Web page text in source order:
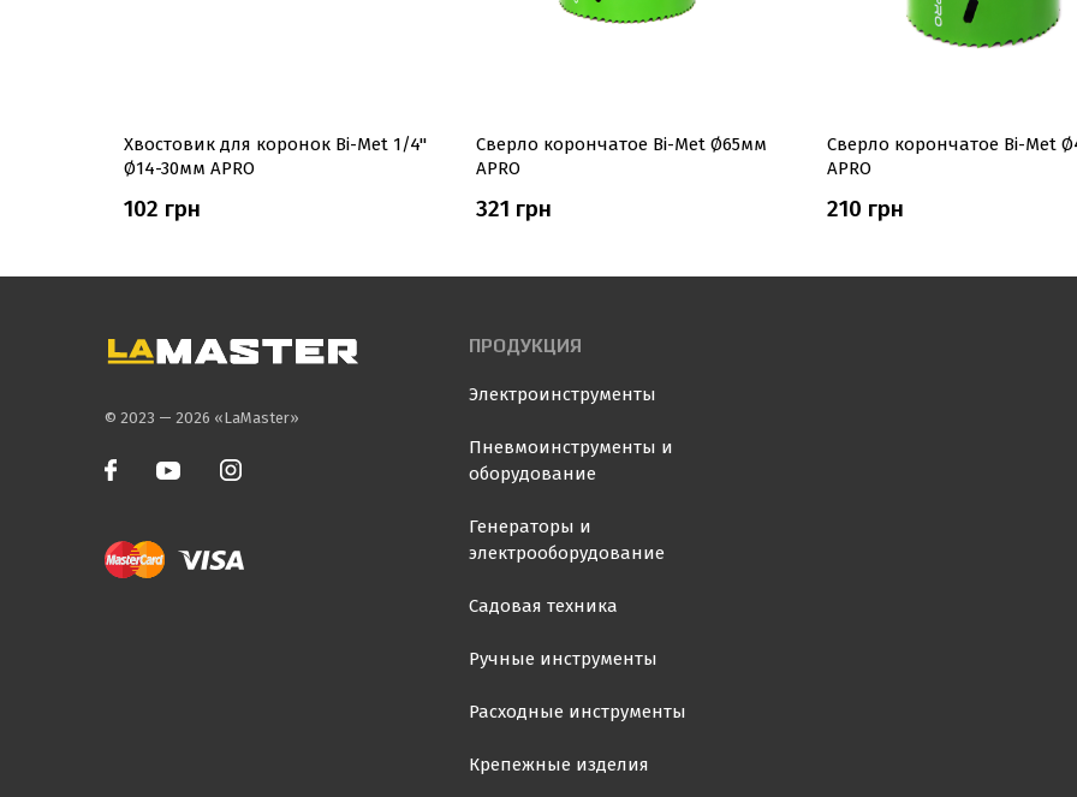
Хвостовик для коронок Bi-Met 1/4''
Ø14-30мм APRO
102 грн
Сверло корончатое Bi-Met Ø65мм
APRO
321 грн
Сверло корончатое Bi-Met
APRO
210 грн
© 2023 — 2026 «LaMaster»
ПРОДУКЦИЯ
Электроинструменты
Пневмоинструменты и
оборудование
Генераторы и
электрооборудование
Садовая техника
Ручные инструменты
Расходные инструменты
Крепежные изделия